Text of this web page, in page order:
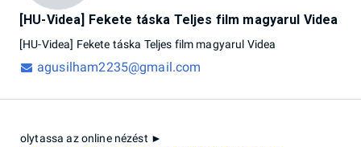
[HU-Videa] Fekete táska Teljes film magyarul Videa
[HU-Videa] Fekete táska Teljes film magyarul Videa
agusilham2235@gmail.com
olytassa az online nézést ►